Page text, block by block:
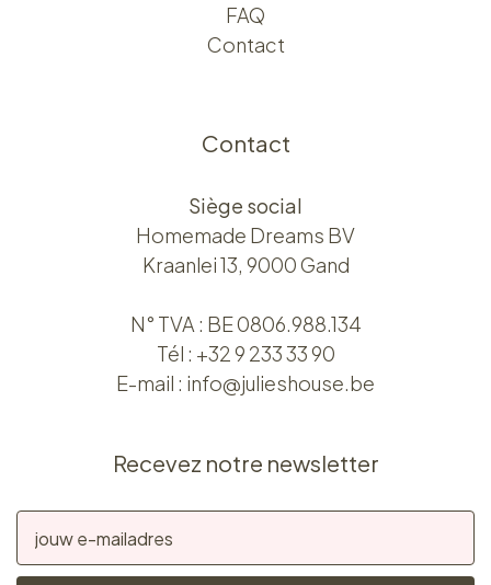
FAQ
Contact
Contact
Siège social
Homemade Dreams BV
Kraanlei 13, 9000 Gand
N° TVA : BE 0806.988.134
Tél : +32 9 233 33 90
E-mail : info@julieshouse.be
Recevez notre newsletter